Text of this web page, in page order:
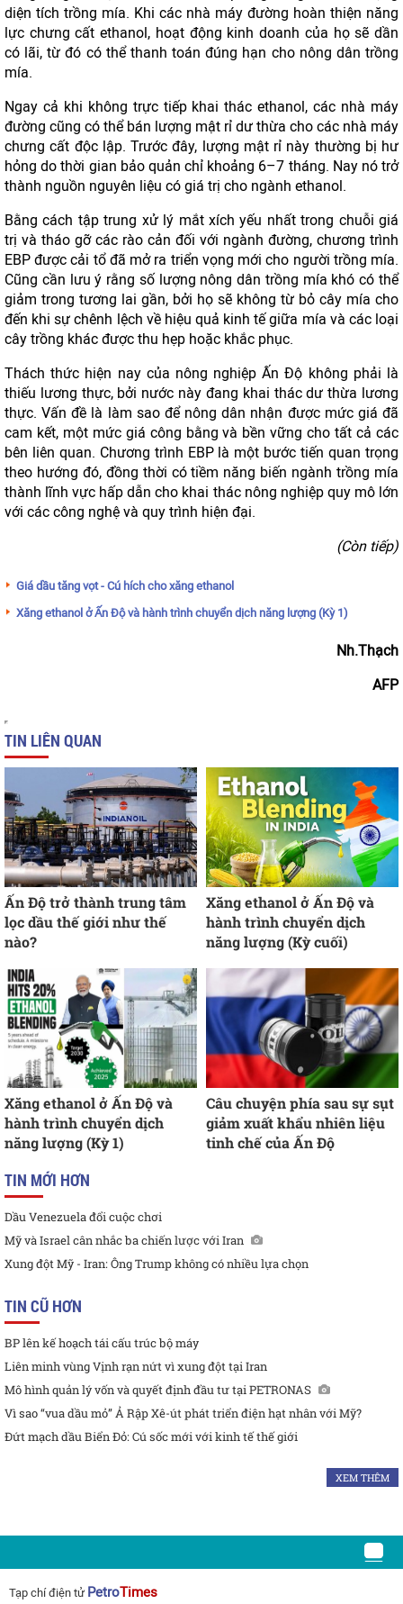
diện tích trồng mía. Khi các nhà máy đường hoàn thiện năng
lực chưng cất ethanol, hoạt động kinh doanh của họ sẽ dần
có lãi, từ đó có thể thanh toán đúng hạn cho nông dân trồng
mía.
Ngay cả khi không trực tiếp khai thác ethanol, các nhà máy
đường cũng có thể bán lượng mật rỉ dư thừa cho các nhà máy
chưng cất độc lập. Trước đây, lượng mật rỉ này thường bị hư
hỏng do thời gian bảo quản chỉ khoảng 6–7 tháng. Nay nó trở
thành nguồn nguyên liệu có giá trị cho ngành ethanol.
Bằng cách tập trung xử lý mắt xích yếu nhất trong chuỗi giá
trị và tháo gỡ các rào cản đối với ngành đường, chương trình
EBP được cải tổ đã mở ra triển vọng mới cho người trồng mía.
Cũng cần lưu ý rằng số lượng nông dân trồng mía khó có thể
giảm trong tương lai gần, bởi họ sẽ không từ bỏ cây mía cho
đến khi sự chênh lệch về hiệu quả kinh tế giữa mía và các loại
cây trồng khác được thu hẹp hoặc khắc phục.
Thách thức hiện nay của nông nghiệp Ấn Độ không phải là
thiếu lương thực, bởi nước này đang khai thác dư thừa lương
thực. Vấn đề là làm sao để nông dân nhận được mức giá đã
cam kết, một mức giá công bằng và bền vững cho tất cả các
bên liên quan. Chương trình EBP là một bước tiến quan trọng
theo hướng đó, đồng thời có tiềm năng biến ngành trồng mía
thành lĩnh vực hấp dẫn cho khai thác nông nghiệp quy mô lớn
với các công nghệ và quy trình hiện đại.
(Còn tiếp)
Giá dầu tăng vọt - Cú hích cho xăng ethanol
Xăng ethanol ở Ấn Độ và hành trình chuyển dịch năng lượng (Kỳ 1)
Nh.Thạch
AFP
TIN LIÊN QUAN
Ấn Độ trở thành trung tâm
lọc dầu thế giới như thế
nào?
Xăng ethanol ở Ấn Độ và
hành trình chuyển dịch
năng lượng (Kỳ cuối)
Xăng ethanol ở Ấn Độ và
hành trình chuyển dịch
năng lượng (Kỳ 1)
Câu chuyện phía sau sự sụt
giảm xuất khẩu nhiên liệu
tinh chế của Ấn Độ
TIN MỚI HƠN
Dầu Venezuela đổi cuộc chơi
Mỹ và Israel cân nhắc ba chiến lược với Iran
Xung đột Mỹ - Iran: Ông Trump không có nhiều lựa chọn
TIN CŨ HƠN
BP lên kế hoạch tái cấu trúc bộ máy
Liên minh vùng Vịnh rạn nứt vì xung đột tại Iran
Mô hình quản lý vốn và quyết định đầu tư tại PETRONAS
Vì sao “vua dầu mỏ” Ả Rập Xê-út phát triển điện hạt nhân với Mỹ?
Đứt mạch dầu Biển Đỏ: Cú sốc mới với kinh tế thế giới
XEM THÊM
Tạp chí điện tử PetroTimes